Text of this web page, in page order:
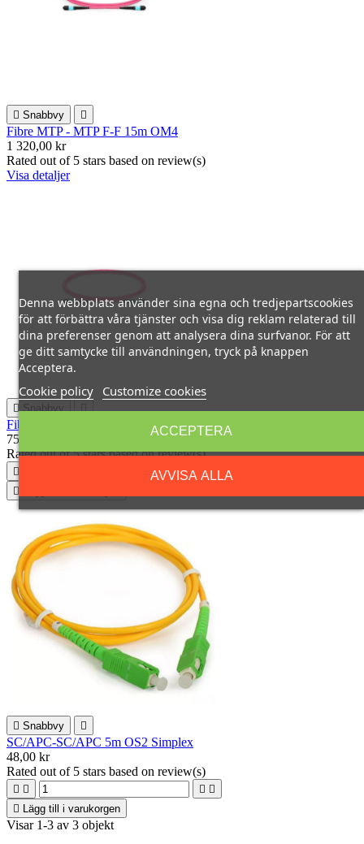
 Snabbvy 
Fibre MTP - MTP F-F 15m OM4
1 320,00 kr
Rated out of 5 stars based on review(s)
Visa detaljer
 Snabbvy
Fibre MTP - MTP F-F 3m OM4
754,80 kr
Ratedout of 5 stars based onreview(s)
  

 Snabbvy 
SC/APC-SC/APC 5m OS2 Simplex
48,00 kr
Rated out of 5 stars based on review(s)
   

Lägg till i varukorgen
Visar 1-3 av 3 objekt
Denna webbplats använder sina egna och tredjepartscookies
för att förbättra våra tjänster och visa dig reklam relaterad till
dina preferenser genom att analysera dina surfvanor. För att
ge ditt samtycke till användningen, tryck på knappen
Acceptera.
Cookie policy Customize cookies
AVVISA ALLA
ACCEPTERA